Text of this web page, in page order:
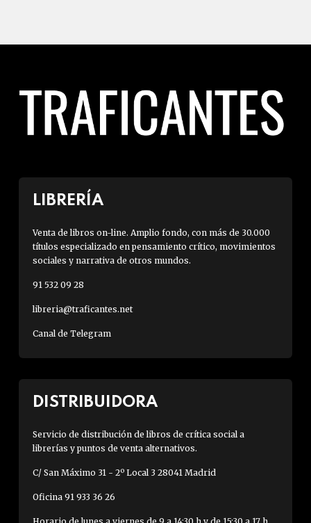
LIBRERÍA
Venta de libros on-line. Amplio fondo, con más de 30.000
títulos especializado en pensamiento crítico, movimientos
sociales y narrativa de otros mundos.
91 532 09 28
libreria@traficantes.net
Canal de Telegram
DISTRIBUIDORA
Servicio de distribución de libros de crítica social a
librerías y puntos de venta alternativos.
C/ San Máximo 31 - 2º Local 3 28041 Madrid
Oficina 91 933 36 26